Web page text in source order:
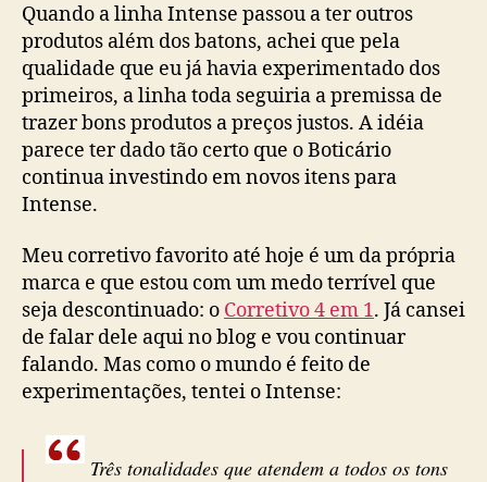
Quando a linha Intense passou a ter outros
produtos além dos batons, achei que pela
qualidade que eu já havia experimentado dos
primeiros, a linha toda seguiria a premissa de
trazer bons produtos a preços justos. A idéia
parece ter dado tão certo que o Boticário
continua investindo em novos itens para
Intense.
Meu corretivo favorito até hoje é um da própria
marca e que estou com um medo terrível que
seja descontinuado: o Corretivo 4 em 1. Já cansei
de falar dele aqui no blog e vou continuar
falando. Mas como o mundo é feito de
experimentações, tentei o Intense:
Três tonalidades que atendem a todos os tons